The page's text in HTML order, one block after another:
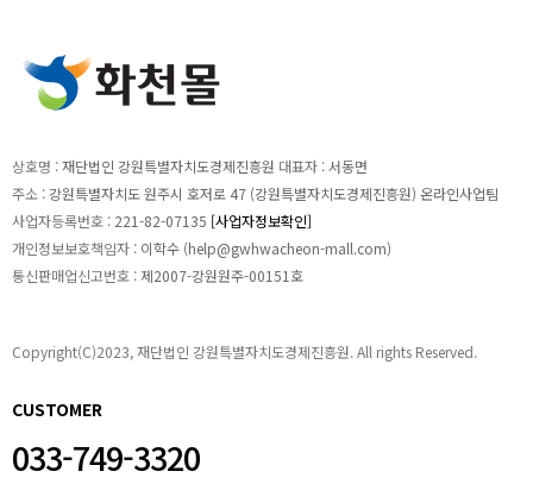
상호명 :재단법인 강원특별자치도경제진흥원 대표자 :서동면
주소 :강원특별자치도 원주시 호저로 47 (강원특별자치도경제진흥원) 온라인사업팀
사업자등록번호 : 221-82-07135 [사업자정보확인]
개인정보보호책임자 : 이학수 (help@gwhwacheon-mall.com)
통신판매업신고번호 :제2007-강원원주-00151호
Copyright(C)2023, 재단법인 강원특별자치도경제진흥원. All rights Reserved.
CUSTOMER
033-749-3320